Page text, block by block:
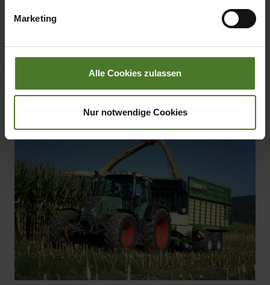
Datenschutzhinweise
Marketing
Alle Cookies zulassen
Nur notwendige Cookies
Download